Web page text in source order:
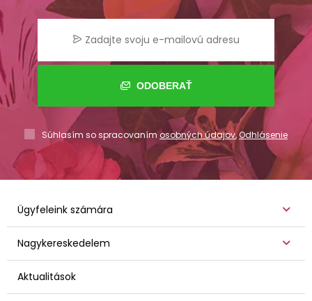
ODOBERAŤ
Súhlasím so spracovaním osobných údajov,Odhlásenie
Ügyfeleink számára
Nagykereskedelem
Aktualitások